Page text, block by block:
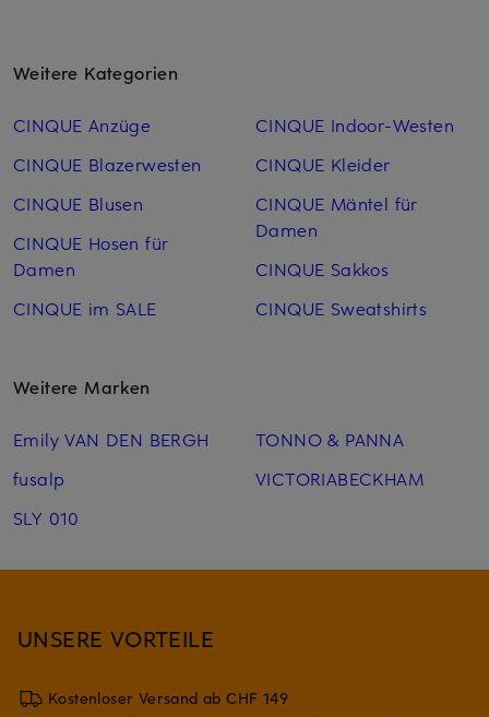
Weitere Kategorien
CINQUE Anzüge
CINQUE Blazerwesten
CINQUE Blusen
CINQUE Hosen für
Damen
CINQUE im SALE
CINQUE Indoor-Westen
CINQUE Kleider
CINQUE Mäntel für
Damen
CINQUE Sakkos
CINQUE Sweatshirts
Weitere Marken
Emily VAN DEN BERGH
fusalp
SLY 010
TONNO & PANNA
VICTORIABECKHAM
UNSERE VORTEILE
Kostenloser Versand ab CHF 149